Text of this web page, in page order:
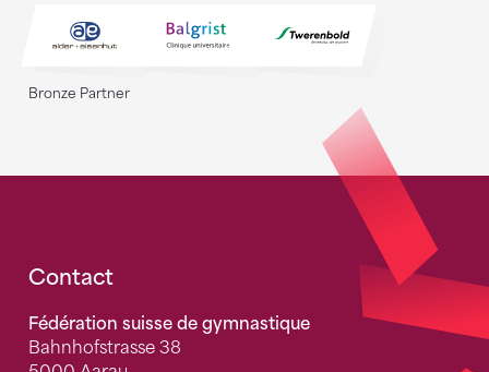
Bronze Partner
Fusszeile
Contact
Fédération suisse de gymnastique
Bahnhofstrasse 38